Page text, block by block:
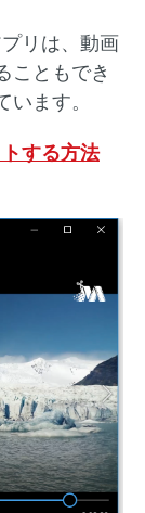
リは、動画
こともでき
ます。
する方法